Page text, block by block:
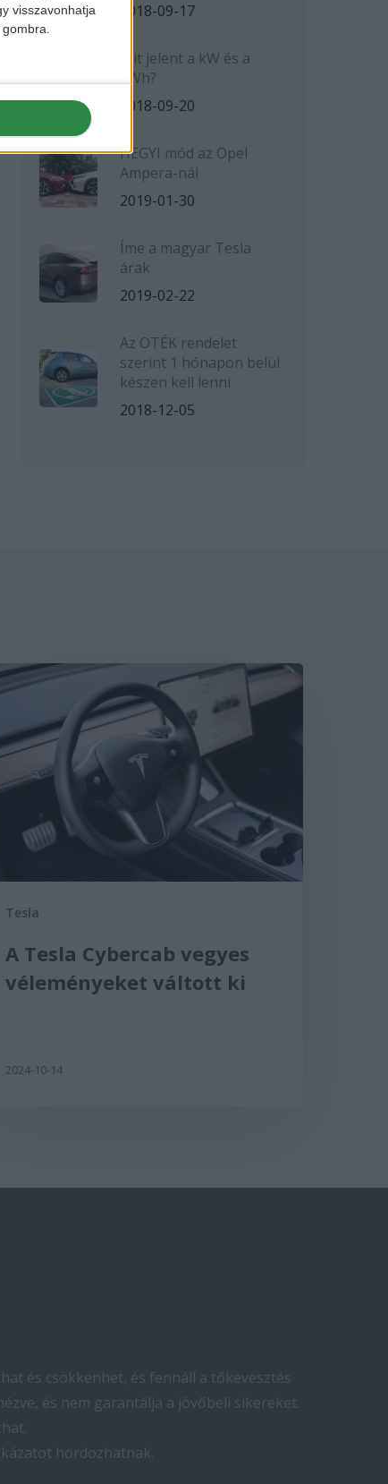
visszavonhatja
2018-09-17
Mit jelent a kW és a
kWh?
2018-09-20
HEGYI mód az Opel
Ampera-nál
2019-01-30
Íme a magyar Tesla
árak
2019-02-22
Az OTÉK rendelet
szerint 1 hónapon belül
készen kell lenni
2018-12-05
Tesla
A Tesla Cybercab vegyes
véleményeket váltott ki
2024-10-14
és csökkenhet, és fennáll a tőkevesztés
és nem garantálja a jövőbeli sikereket.
hordozhatnak.